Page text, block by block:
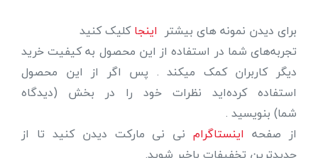
برای دیدن نمونه های بیشتر اینجاکلیک کنید
تجربه‌های شما در استفاده از این محصول به کیفیت خرید
دیگر کاربران کمک میکند . پس اگر از این محصول
استفاده کرده‌اید نظرات خود را در بخش (دیدگاه
شما) بنویسید .
از صفحه اینستاگرام نی نی مارکت دیدن کنید تا از